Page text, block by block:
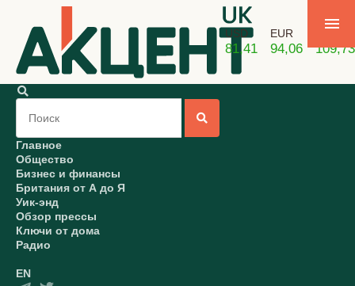
USD
81,41
EUR
94,06 109,73
Главное
Общество
Бизнес и финансы
Британия от А до Я
Уик-энд
Обзор прессы
Ключи от дома
Радио
EN